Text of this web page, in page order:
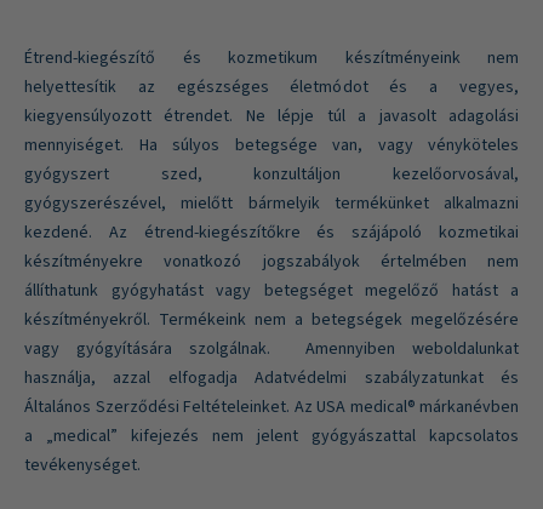
Étrend-kiegészítő és kozmetikum készítményeink nem
helyettesítik az egészséges életmódot és a vegyes,
kiegyensúlyozott étrendet. Ne lépje túl a javasolt adagolási
mennyiséget. Ha súlyos betegsége van, vagy vényköteles
gyógyszert szed, konzultáljon kezelőorvosával,
gyógyszerészével, mielőtt bármelyik termékünket alkalmazni
kezdené. Az étrend-kiegészítőkre és szájápoló kozmetikai
készítményekre vonatkozó jogszabályok értelmében nem
állíthatunk gyógyhatást vagy betegséget megelőző hatást a
készítményekről. Termékeink nem a betegségek megelőzésére
vagy gyógyítására szolgálnak. Amennyiben weboldalunkat
használja, azzal elfogadja Adatvédelmi szabályzatunkat és
Általános Szerződési Feltételeinket. Az USA medical® márkanévben
a „medical” kifejezés nem jelent gyógyászattal kapcsolatos
tevékenységet.